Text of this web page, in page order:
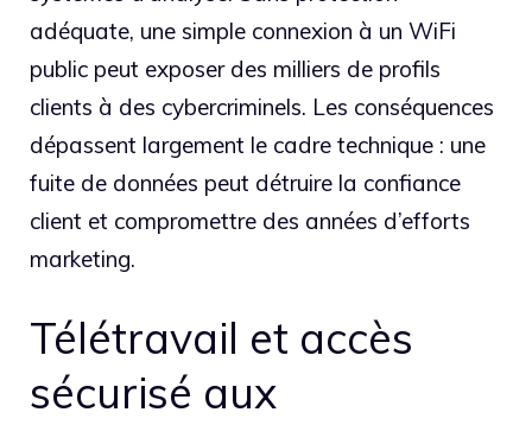
adéquate, une simple connexion à un WiFi
public peut exposer des milliers de profils
clients à des cybercriminels. Les conséquences
dépassent largement le cadre technique : une
fuite de données peut détruire la confiance
client et compromettre des années d’efforts
marketing.
Télétravail et accès
sécurisé aux